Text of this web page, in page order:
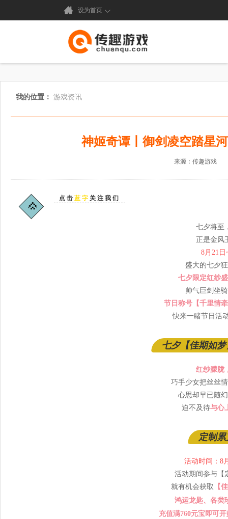
设为首页
我的位置： 游戏资讯
神姬奇谭丨御剑凌空踏星
来源：传趣游戏
点击蓝字 关注我们
七夕将至
正是金风
8月21日
盛大的七夕
七夕限定红纱
帅气巨剑坐骑
节日称号【千里情
快来一睹节日活
七夕【佳期如
红纱朦胧
巧手少女把丝丝
心思却早已随
迫不及待与心
定制
活动时间：8
活动期间参与【
就有机会获取
【
鸿运龙匙、各类
充值满760元宝即可